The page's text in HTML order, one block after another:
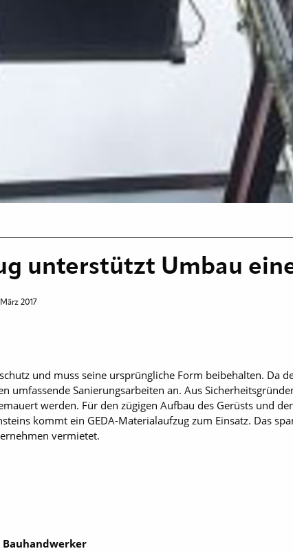
unterstützt Umbau
2017
und muss seine ursprüngliche Form beibehalten. Da
umfassende Sanierungsarbeiten an. Aus
werden. Für den zügigen Aufbau des Gerüsts und
kommt ein GEDA-Materialaufzug zum Einsatz. Das
vermietet.